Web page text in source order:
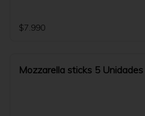
$7.990
Mozzarella sticks 5 Unidades